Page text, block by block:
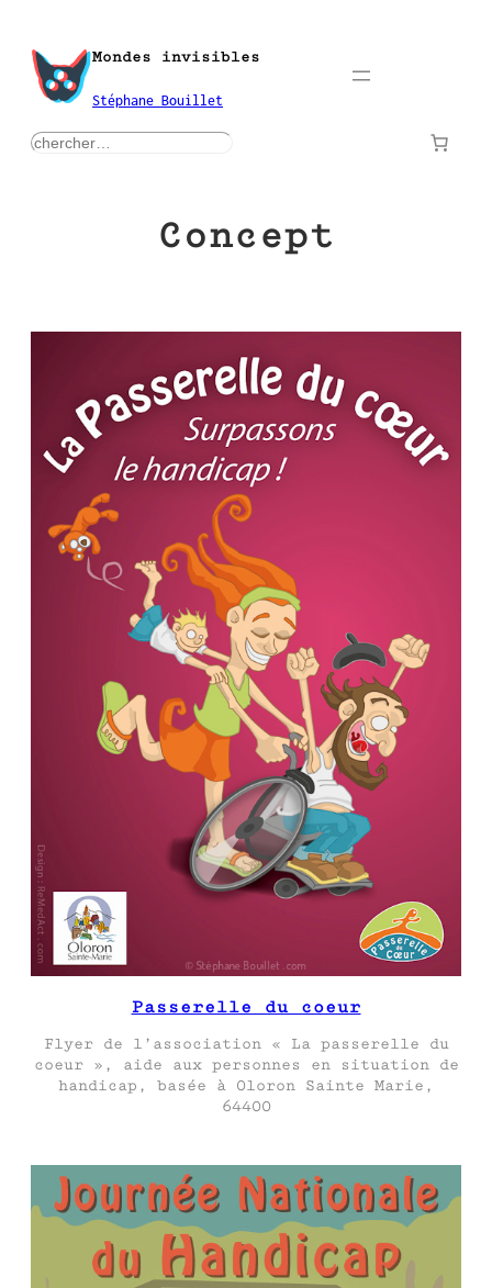
contenu
Mondes invisibles
Stéphane Bouillet
rechercher
Concept
Passerelle du coeur
Flyer de l’association « La passerelle du
coeur », aide aux personnes en situation de
handicap, basée à Oloron Sainte Marie,
64400